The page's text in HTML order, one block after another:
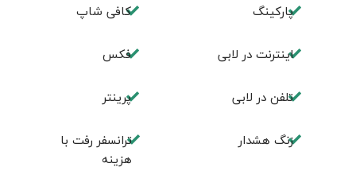
پاركينگ كافی شاپ
اينترنت در لابی فكس
تلفن در لابی پرینتر
زنگ هشدار
ترانسفر رفت با
هزینه